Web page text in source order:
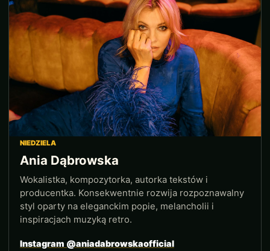
NIEDZIELA
Ania Dąbrowska
Wokalistka, kompozytorka, autorka tekstów i
producentka. Konsekwentnie rozwija rozpoznawalny
styl oparty na eleganckim popie, melancholii i
inspiracjach muzyką retro.
Instagram @aniadabrowskaofficial